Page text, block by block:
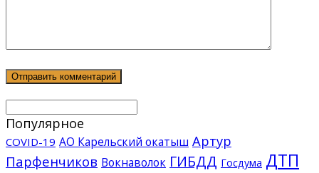
Популярное
COVID-19 АО Карельский окатыш Артур
Парфенчиков Вокнаволок ГИБДД Госдума ДТП